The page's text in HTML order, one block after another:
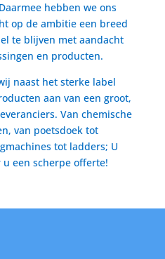
hebben we ons
op de ambitie een breed
te blijven met aandacht
en producten.
naast het sterke label
aan van een groot,
Van chemische
van poetsdoek tot
tot ladders; U
een scherpe offerte!